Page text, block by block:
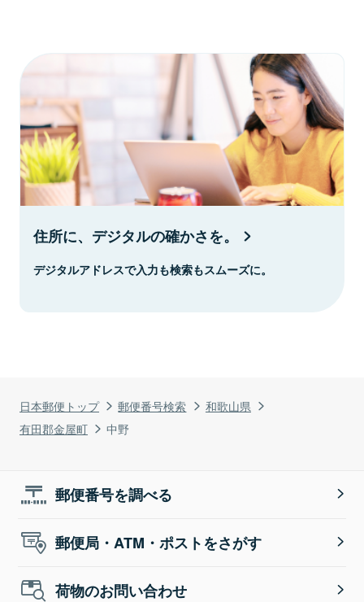
日本郵便トップ 郵便番号検索
和歌山県
有田郡金屋町
中野
住所に、デジタルの確かさを。
デジタルアドレスで入力も検索もスムーズに。
郵便番号を調べる
郵便局・ATM・ポストをさがす
荷物のお問い合わせ